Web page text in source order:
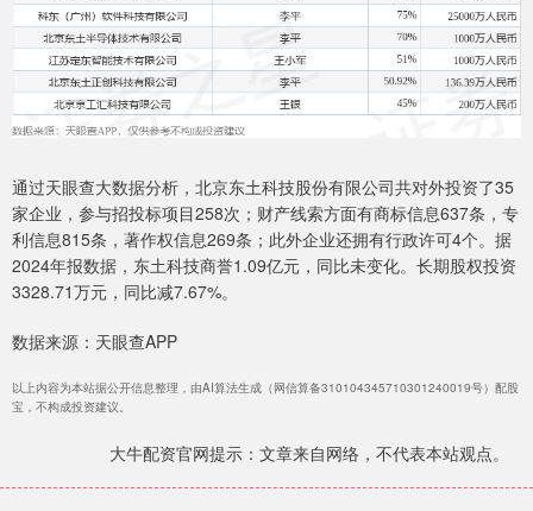
通过天眼查大数据分析，北京东土科技股份有限公司共对外投资了35
家企业，参与招投标项目258次；财产线索方面有商标信息637条，专
利信息815条，著作权信息269条；此外企业还拥有行政许可4个。据
2024年报数据，东土科技商誉1.09亿元，同比未变化。长期股权投资
3328.71万元，同比减7.67%。
数据来源：天眼查APP
以上内容为本站据公开信息整理，由AI算法生成（网信算备310104345710301240019号）配股
宝，不构成投资建议。
大牛配资官网提示：文章来自网络，不代表本站观点。